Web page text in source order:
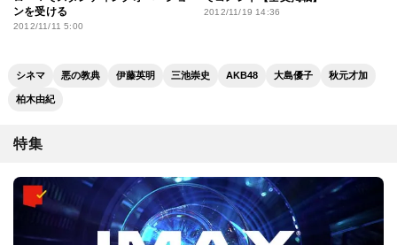
ンを受ける
2012/11/11 5:00
2012/11/19 14:36
シネマ 悪の教典 伊藤英明 三池崇史 AKB48 大島優子 秋元才加
柏木由紀
特集